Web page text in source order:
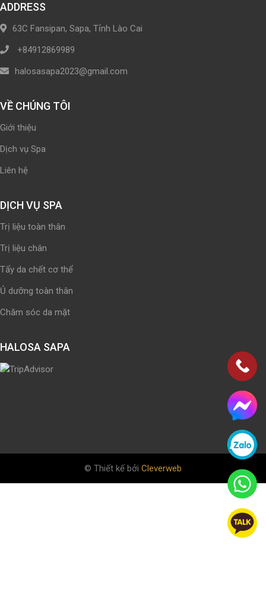
ADDRESS
63C Fansipan, Sapa, Tỉnh Lào Cai
+84912869989
halosasapa2023@gmail.com
VỀ CHÚNG TÔI
Giới thiệu
Dịch vụ Spa
Liên hệ
DỊCH VỤ SPA
Trị liệu toàn thân
Trị liệu chân
Tẩy da chết cơ thể
Ủ dưỡng toàn thân
Chăm sóc da mặt
HALOSA SAPA
© Thiết kế bởi Cleverweb